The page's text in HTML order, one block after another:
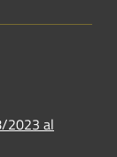
2023 al